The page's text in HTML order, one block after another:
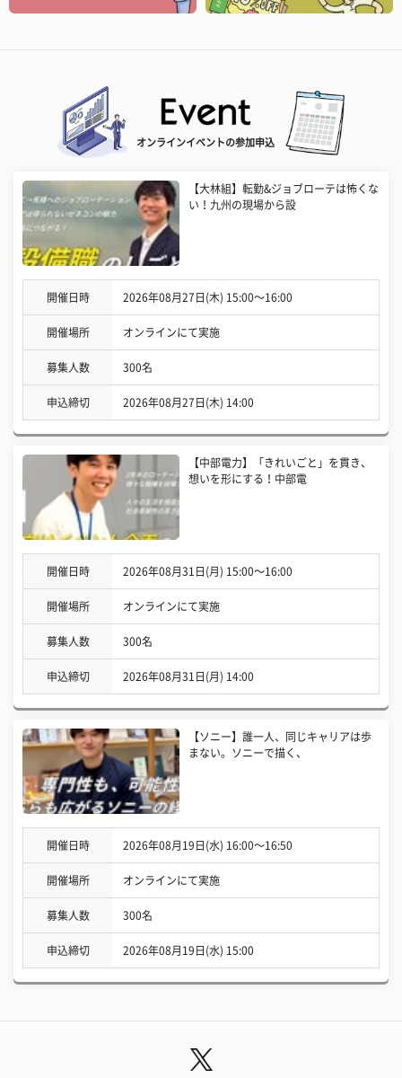
オンラインイベントの参加申込
【大林組】転勤&ジョブローテは怖くな
い！九州の現場から設
開催日時 2026年08月27日(木) 15:00〜16:00
開催場所 オンラインにて実施
募集人数 300名
申込締切 2026年08月27日(木) 14:00
【中部電力】「きれいごと」を貫き、
想いを形にする！中部電
開催日時 2026年08月31日(月) 15:00〜16:00
開催場所 オンラインにて実施
募集人数 300名
申込締切 2026年08月31日(月) 14:00
【ソニー】誰一人、同じキャリアは歩
まない。ソニーで描く、
開催日時 2026年08月19日(水) 16:00〜16:50
開催場所 オンラインにて実施
募集人数 300名
申込締切 2026年08月19日(水) 15:00